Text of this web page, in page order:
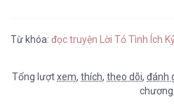
Từ khóa: đọc truyện Lời Tỏ Tình Ích Kỷ
Tổng lượtxem, thích, theo dõi, đánh
chương.